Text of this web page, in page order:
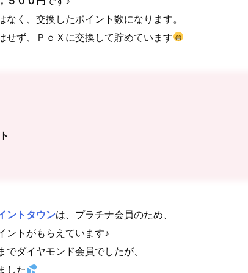
なく、交換したポイント数になります。
せず、ＰｅＸに交換して貯めています
ントタウンは、プラチナ会員のため、
ントがもらえています♪
でダイヤモンド会員でしたが、
した